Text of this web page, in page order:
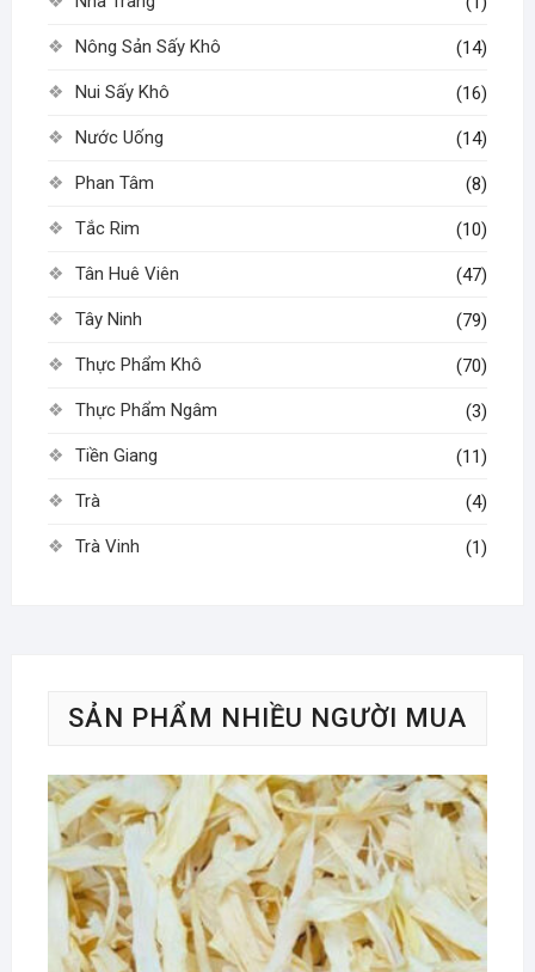
Nông Sản Sấy Khô (14)
Nui Sấy Khô (16)
Nước Uống (14)
Phan Tâm (8)
Tắc Rim (10)
Tân Huê Viên (47)
Tây Ninh (79)
Thực Phẩm Khô (70)
Thực Phẩm Ngâm (3)
Tiền Giang (11)
Trà (4)
Trà Vinh (1)
SẢN PHẨM NHIỀU NGƯỜI MUA